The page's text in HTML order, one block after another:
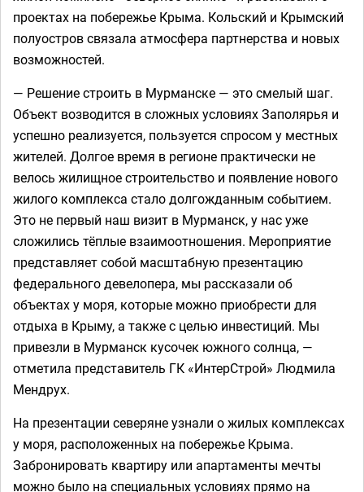
проектах на побережье Крыма. Кольский и Крымский
полуостров связала атмосфера партнерства и новых
возможностей.
— Решение строить в Мурманске — это смелый шаг.
Объект возводится в сложных условиях Заполярья и
успешно реализуется, пользуется спросом у местных
жителей. Долгое время в регионе практически не
велось жилищное строительство и появление нового
жилого комплекса стало долгожданным событием.
Это не первый наш визит в Мурманск, у нас уже
сложились тёплые взаимоотношения. Мероприятие
представляет собой масштабную презентацию
федерального девелопера, мы рассказали об
объектах у моря, которые можно приобрести для
отдыха в Крыму, а также с целью инвестиций. Мы
привезли в Мурманск кусочек южного солнца, —
отметила представитель ГК «ИнтерСтрой» Людмила
Мендрух.
На презентации северяне узнали о жилых комплексах
у моря, расположенных на побережье Крыма.
Забронировать квартиру или апартаменты мечты
можно было на специальных условиях прямо на